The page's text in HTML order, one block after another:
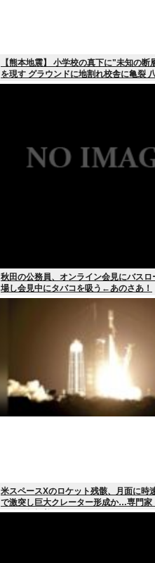
【熊本地震】 小学校の真下に"未知の断
を現す グラウンドに地割れ校舎に亀裂
秋田の公務員、オンライン会見にバスロ
場し会見中にタバコを吸う←あのさあ！
米スペースXのロケット残骸、月面に時
で激突し巨大クレーター形成か…専門家
処分に無頓着」